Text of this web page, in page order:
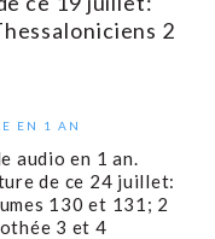
2
EN 1 AN
audio en 1 an.
de ce 24 juillet:
130 et 131; 2
3 et 4